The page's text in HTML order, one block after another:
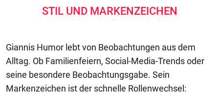
STIL UND MARKENZEICHEN
Giannis Humor lebt von Beobachtungen aus dem
Alltag. Ob Familienfeiern, Social-Media-Trends oder
seine besondere Beobachtungsgabe. Sein
Markenzeichen ist der schnelle Rollenwechsel: